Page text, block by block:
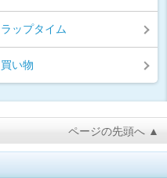
ラップタイム
買い物
ページの先頭へ ▲